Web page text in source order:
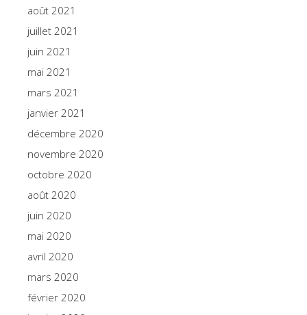
août 2021
juillet 2021
juin 2021
mai 2021
mars 2021
janvier 2021
décembre 2020
novembre 2020
octobre 2020
août 2020
juin 2020
mai 2020
avril 2020
mars 2020
février 2020